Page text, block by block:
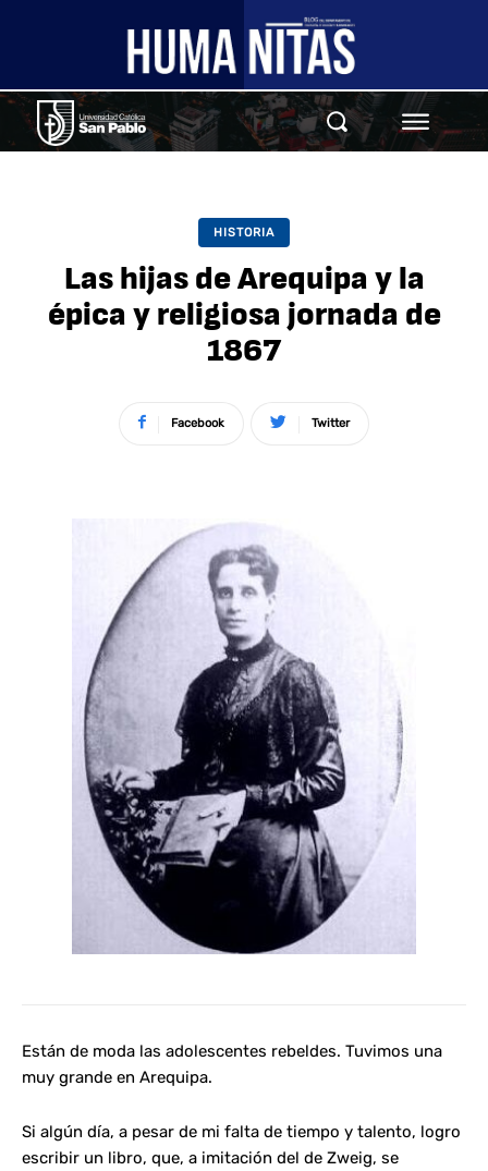
HISTORIA
Las hijas de Arequipa y la
épica y religiosa jornada de
1867
Facebook Twitter
Están de moda las adolescentes rebeldes. Tuvimos una
muy grande en Arequipa.
Si algún día, a pesar de mi falta de tiempo y talento, logro
escribir un libro, que, a imitación del de Zweig, se